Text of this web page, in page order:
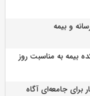
و بیمه
بیمه به مناسبت روز
برای جامعه‌ای آگاه